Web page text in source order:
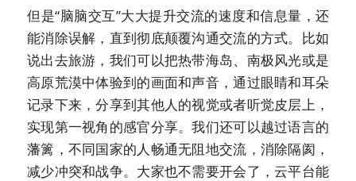
但是“脑脑交互”大大提升交流的速度和信息量，还
能消除误解，直到彻底颠覆沟通交流的方式。比如
说出去旅游，我们可以把热带海岛、南极风光或是
高原荒漠中体验到的画面和声音，通过眼睛和耳朵
记录下来，分享到其他人的视觉或者听觉皮层上，
实现第一视角的感官分享。我们还可以越过语言的
藩篱，不同国家的人畅通无阻地交流，消除隔阂，
减少冲突和战争。大家也不需要开会了，云平台能